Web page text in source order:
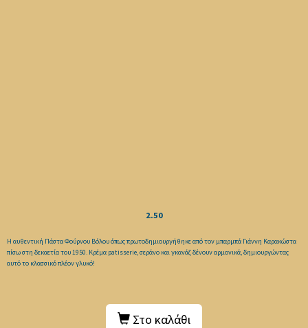
2.50
Η αυθεντική Πάστα Φούρνου Βόλου όπως πρωτοδημιουργήθηκε από τον μπαρμπά Γιάννη Καρακώστα
πίσω στη δεκαετία του 1950. Κρέμα patisserie, σεράνο και γκανάζ δένουν αρμονικά, δημιουργώντας
αυτό το κλασσικό πλέον γλυκό!
Στο καλάθι